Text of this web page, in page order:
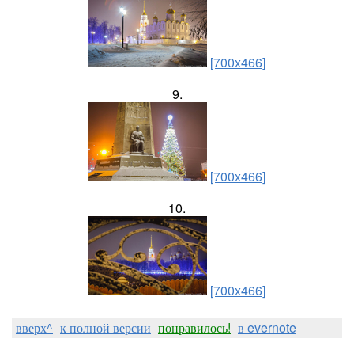
[700x466]
9.
[700x466]
10.
[700x466]
вверх^ к полной версии понравилось! в evernote